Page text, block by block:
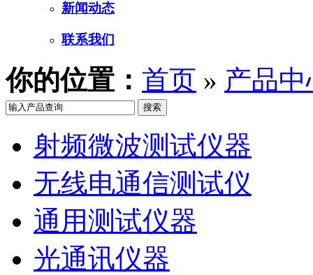
新闻动态
联系我们
你的位置： 首页 » 产品中
射频微波测试仪器
无线电通信测试仪
通用测试仪器
光通讯仪器